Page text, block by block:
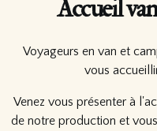
Accueil
Voyageurs en van et
vous
Venez vous présenter à
de notre production et